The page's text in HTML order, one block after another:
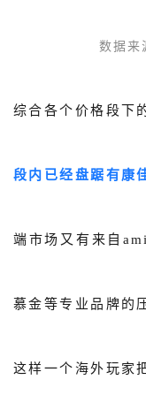
数据来
综合各个价格段下
段内已经盘踞有康
端市场又有来自
慕金等专业品牌的
这样一个海外玩家